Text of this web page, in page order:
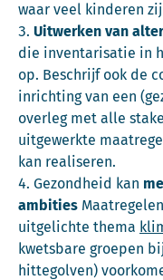
waar veel kinderen
Uitwerken van
die inventarisatie in
op. Beschrijf ook de
inrichting van een
overleg met alle
uitgewerkte
kan realiseren.
Gezondheid kan
ambities
uitgelichte thema
kwetsbare groepen
hittegolven)